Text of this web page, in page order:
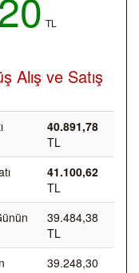
TL
Alış ve Satış
40.891,78
TL
41.100,62
TL
39.484,38
TL
39.248,30